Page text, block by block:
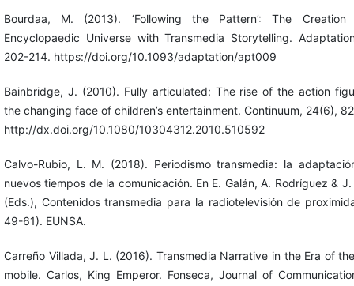
Bourdaa, M. (2013). ‘Following the Pattern’: The
Encyclopaedic Universe with Transmedia Storytelling.
202-214. https://doi.org/10.1093/adaptation/apt009
Bainbridge, J. (2010). Fully articulated: The rise of the action
the changing face of children’s entertainment. Continuum, 24(6),
http://dx.doi.org/10.1080/10304312.2010.510592
Calvo-Rubio, L. M. (2018). Periodismo transmedia: la
nuevos tiempos de la comunicación. En E. Galán, A. Rodríguez &
(Eds.), Contenidos transmedia para la radiotelevisión de
49-61). EUNSA.
Carreño Villada, J. L. (2016). Transmedia Narrative in the Era of
mobile. Carlos, King Emperor. Fonseca, Journal of